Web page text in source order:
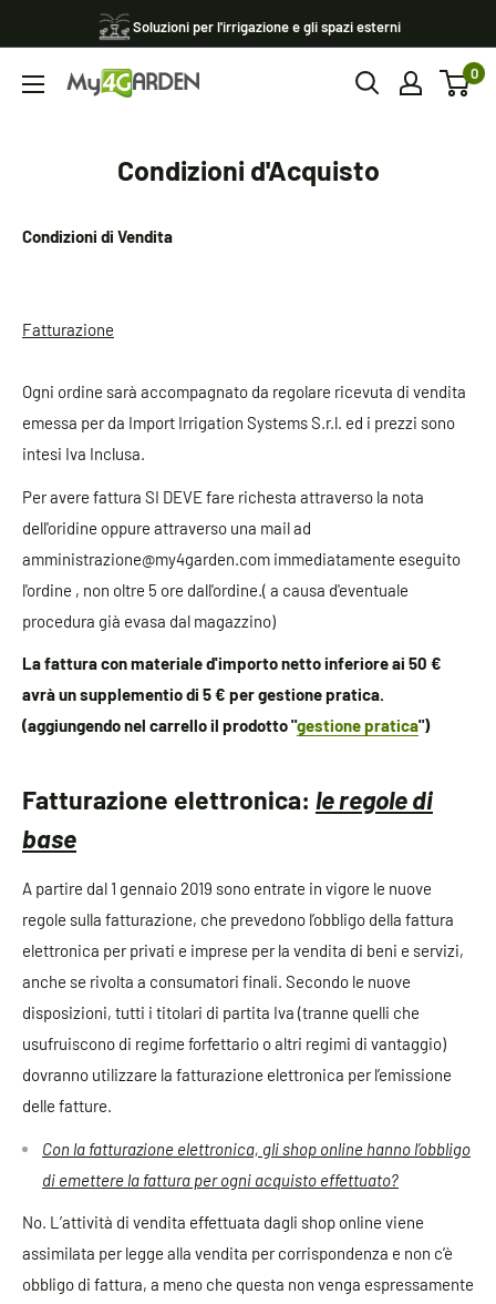
al
contenuto
Soluzioni per l'irrigazione e gli spazi esterni
My4garden 0
Condizioni d'Acquisto
Condizioni di Vendita
Fatturazione
Ogni ordine sarà accompagnato da regolare ricevuta di vendita
emessa per da Import Irrigation Systems S.r.l. ed i prezzi sono
intesi Iva Inclusa.
Per avere fattura SI DEVE fare richesta attraverso la nota
dell'oridine oppure attraverso una mail ad
amministrazione@my4garden.com immediatamente eseguito
l'ordine , non oltre 5 ore dall'ordine.( a causa d'eventuale
procedura già evasa dal magazzino)
La fattura con materiale d'importo netto inferiore ai 50 €
avrà un supplementio di 5 € per gestione pratica.
(aggiungendo nel carrello il prodotto "gestione pratica")
Fatturazione elettronica: le regole di
base
A partire dal 1 gennaio 2019 sono entrate in vigore le nuove
regole sulla fatturazione, che prevedono l’obbligo della fattura
elettronica per privati e imprese per la vendita di beni e servizi,
anche se rivolta a consumatori finali. Secondo le nuove
disposizioni, tutti i titolari di partita Iva (tranne quelli che
usufruiscono di regime forfettario o altri regimi di vantaggio)
dovranno utilizzare la fatturazione elettronica per l’emissione
delle fatture.
Con la fatturazione elettronica, gli shop online hanno l’obbligo
di emettere la fattura per ogni acquisto effettuato?
No. L’attività di vendita effettuata dagli shop online viene
assimilata per legge alla vendita per corrispondenza e non c’è
obbligo di fattura, a meno che questa non venga espressamente